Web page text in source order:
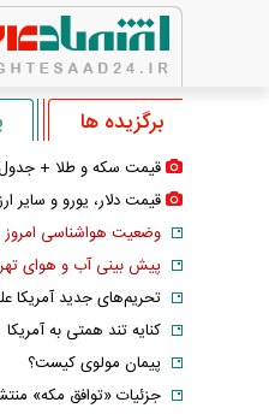
برگزیده ها
قیمت سکه و طلا +
قیمت دلار، یورو و سایر
وضعیت هواشناسی امروز
پیش بینی آب و هوای تهران ۱۷
تحریم‌های جدید آمریکا
کنایه تند همتی به آمریکا
پیمان مولوی کیست؟
جزئیات «توافق مکه»